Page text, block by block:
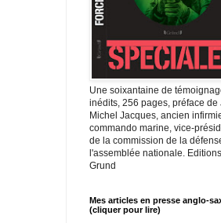
Une soixantaine de
inédits, 256 pages, préface de
Michel Jacques, ancien
commando marine, vice-
de la commission de la
l'assemblée nationale. Editions
Grund
Mes articles en presse anglo-
(cliquer pour lire)